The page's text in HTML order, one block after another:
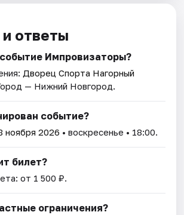
ответы
Импровизаторы?
Дворец Спорта Нагорный
— Нижний Новгород.
событие?
ноября 2026 • воскресенье • 18:00.
билет?
от 1 500 ₽.
ограничения?